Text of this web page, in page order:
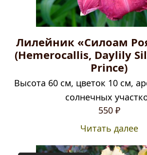
Лилейник «Силоам
(Hemerocallis, Daylily
Prince)
Высота 60 см, цветок 10 см,
солнечных
550 ₽
Читать далее